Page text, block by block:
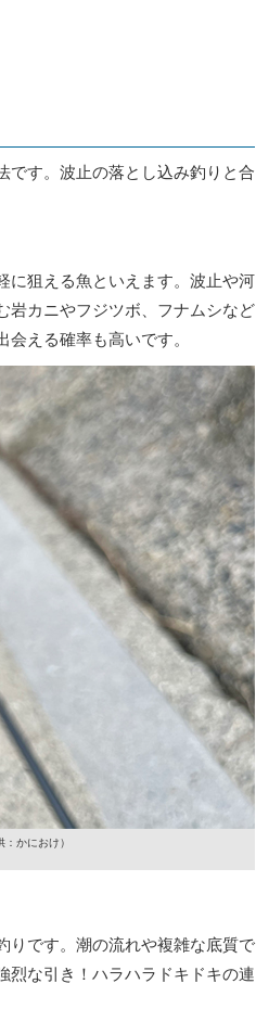
です。波止の落とし込み釣りと合
に狙える魚といえます。波止や河
岩カニやフジツボ、フナムシなど
える確率も高いです。
：かにおけ）
りです。潮の流れや複雑な底質で
烈な引き！ハラハラドキドキの連